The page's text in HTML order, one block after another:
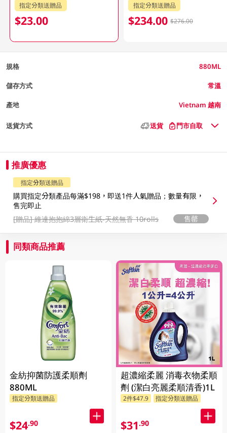
指定分類送贈品
$23.00
指定分類送贈品
$234.00 $276.00
規格 880ML
儲存方式 常溫
產地 Vietnam 越南
送貨方式 送貨 門市自取
推廣優惠
指定分類送贈品
購買指定分類產品每滿$198，即送1件人氣贈品；數量有限，
售完即止
[贈品]維達抱抱綿3層衛生紙-天然無香 10rolls 售罄
同類商品推薦
金紡抑菌防護柔順劑
880ML
指定分類送贈品
$24.90
超濃縮柔麗 消毒衣物柔順
劑 (潔白亮麗柔順清香)1L
2件$47.9 指定分類送贈品
$31.90